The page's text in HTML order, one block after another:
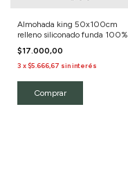
Almohada king 50x100cm
relleno siliconado funda 100%
algodón
$17.000,00
3 x$5.666,67 sin interés